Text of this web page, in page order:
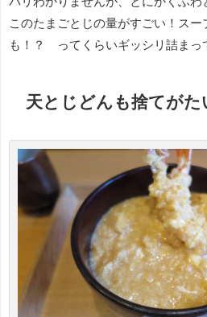
このたまごとじの量がすごい！ス
も！？ ってくらいギッシリ詰まっ
天とじどんも捨てがた